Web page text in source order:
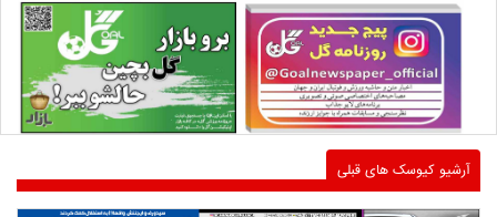
آرشیو کیوسک های قبلی